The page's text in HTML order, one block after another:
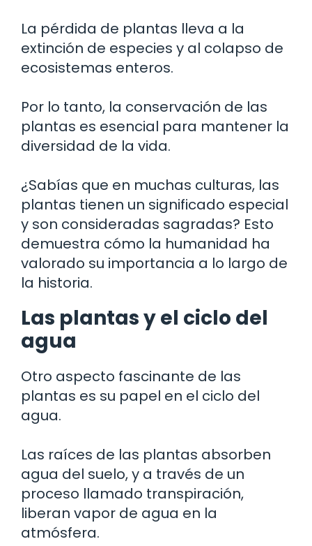
La pérdida de plantas lleva a la
extinción de especies y al colapso de
ecosistemas enteros.
Por lo tanto, la conservación de las
plantas es esencial para mantener la
diversidad de la vida.
¿Sabías que en muchas culturas, las
plantas tienen un significado especial
y son consideradas sagradas? Esto
demuestra cómo la humanidad ha
valorado su importancia a lo largo de
la historia.
Las plantas y el ciclo del
agua
Otro aspecto fascinante de las
plantas es su papel en el ciclo del
agua.
Las raíces de las plantas absorben
agua del suelo, y a través de un
proceso llamado transpiración,
liberan vapor de agua en la
atmósfera.